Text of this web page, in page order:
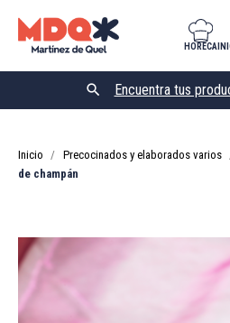
HORECA

Inicio Precocinados y elaborados varios
de champán